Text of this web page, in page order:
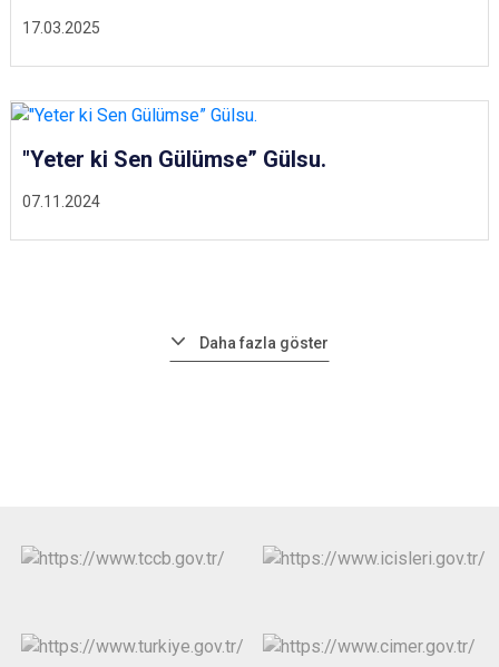
17.03.2025
07.11.2024
"Yeter ki Sen Gülümse” Gülsu.
Daha fazla göster